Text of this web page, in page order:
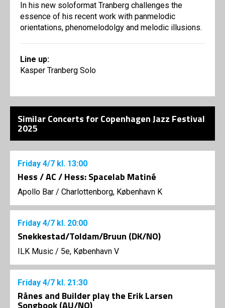
In his new soloformat Tranberg challenges the
essence of his recent work with panmelodic
orientations, phenomelodolgy and melodic illusions.
Line up:
Kasper Tranberg Solo
Similar Concerts for Copenhagen Jazz Festival
2025
Friday 4/7 kl. 13:00
Hess / AC / Hess: Spacelab Matiné
Apollo Bar / Charlottenborg, København K
Friday 4/7 kl. 20:00
Snekkestad/Toldam/Bruun (DK/NO)
ILK Music / 5e, København V
Friday 4/7 kl. 21:30
Rånes and Builder play the Erik Larsen